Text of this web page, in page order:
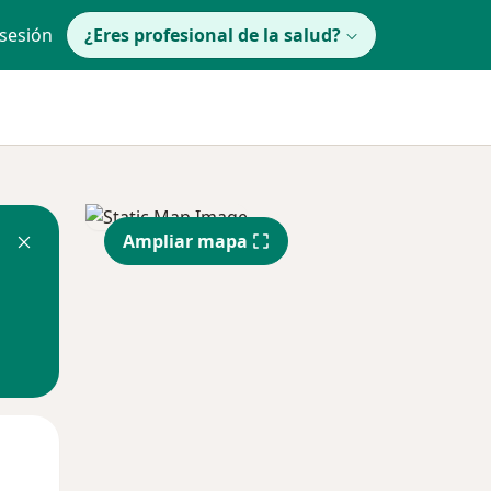
¿Eres profesional de la salud?
Ampliar mapa